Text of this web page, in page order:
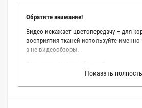
Обратите внимание!
Видео искажает цветопередачу – для
восприятия тканей используйте
а не видеообзоры.
Мы делаем все возможное, чтобы точно
ткани из нашего каталога. Мы
Показать